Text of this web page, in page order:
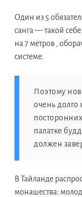
Один из 5
санга — такой
на 7 метров ,
системе.
Поэтому
очень
палатке
должен
В Тайланде
монашества: